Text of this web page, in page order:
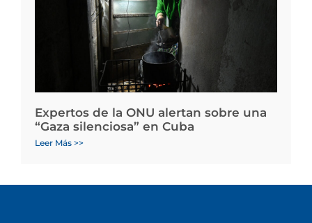
Expertos de la ONU alertan sobre una
“Gaza silenciosa” en Cuba
Leer Más >>